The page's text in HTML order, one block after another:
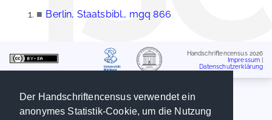
Der Handschriftencensus verwendet ein
anonymes Statistik-Cookie, um die Nutzung
■ Berlin, Staatsbibl., mgq 866
Handschriftencensus 2026
Impressum
Datenschutzerklärung